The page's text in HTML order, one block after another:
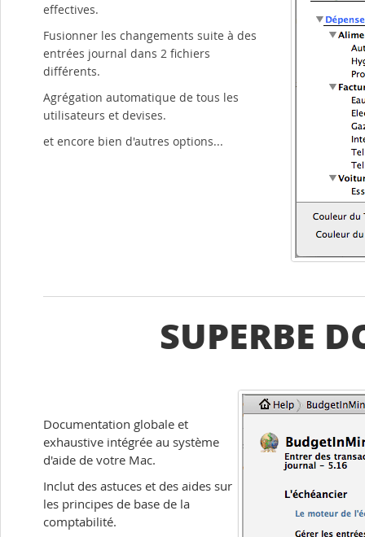
effectives.
Fusionner les changements suite à des
entrées journal dans 2 fichiers
différents.
Agrégation automatique de tous les
utilisateurs et devises.
et encore bien d'autres options...
SUPERBE
Documentation globale et
exhaustive intégrée au système
d'aide de votre Mac.
Inclut des astuces et des aides sur
les principes de base de la
comptabilité.